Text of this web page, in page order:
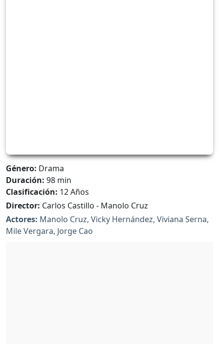
Género: Drama
Duración: 98 min
Clasificación: 12 Años
Director: Carlos Castillo - Manolo Cruz
Actores: Manolo Cruz, Vicky Hernández, Viviana Serna,
Mile Vergara, Jorge Cao